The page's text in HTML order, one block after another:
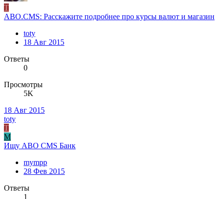
T
ABO.CMS: Расскажите подробнее про курсы валют и магазин
toty
18 Авг 2015
Ответы
0
Просмотры
5K
18 Авг 2015
toty
T
M
Ищу ABO CMS Банк
mympp
28 Фев 2015
Ответы
1